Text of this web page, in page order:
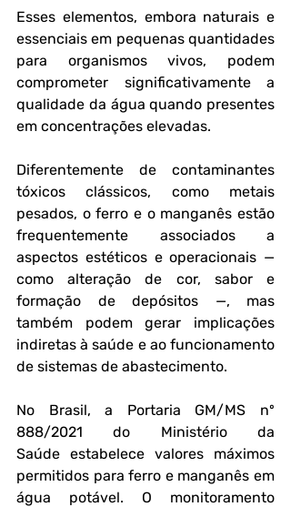
Esses elementos, embora naturais e
essenciais em pequenas quantidades
para organismos vivos, podem
comprometer significativamente a
qualidade da água quando presentes
em concentrações elevadas.
Diferentemente de contaminantes
tóxicos clássicos, como metais
pesados, o ferro e o manganês estão
frequentemente associados a
aspectos estéticos e operacionais —
como alteração de cor, sabor e
formação de depósitos —, mas
também podem gerar implicações
indiretas à saúde e ao funcionamento
de sistemas de abastecimento.
No Brasil, a Portaria GM/MS nº
888/2021 do Ministério da
Saúde estabelece valores máximos
permitidos para ferro e manganês em
água potável. O monitoramento